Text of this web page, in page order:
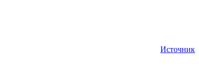
Источник